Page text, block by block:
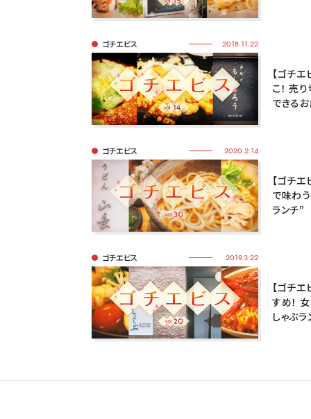
ゴチエビス 2018.11.22
【ゴチ
こ！ 売
できる
ゴチエビス 2020.2.14
【ゴチ
で味わ
ランチ”
ゴチエビス 2019.3.22
【ゴチ
すめ！
しゃぶラ